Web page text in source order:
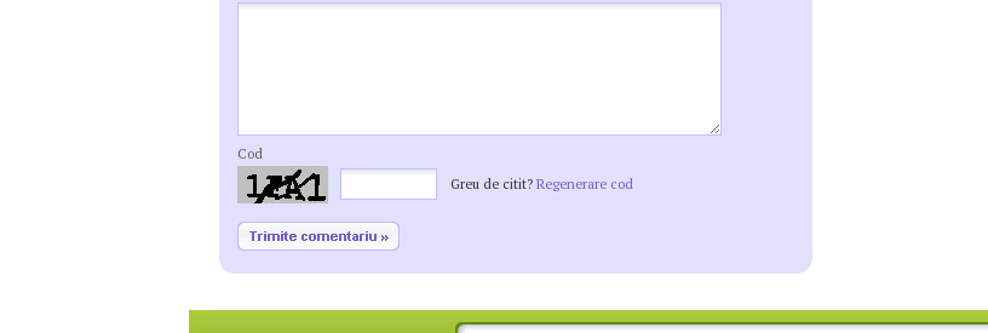
Cod
Greu de citit? Regenerare cod